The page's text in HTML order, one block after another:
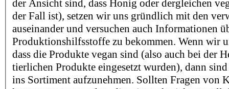
der Ansicht sind, dass Honig oder dergleichen
der Fall ist), setzen wir uns gründlich mit den
auseinander und versuchen auch Informationen
Produktionshilfsstoffe zu bekommen. Wenn wir
dass die Produkte vegan sind (also auch bei der
tierlichen Produkte eingesetzt wurden), dann
ins Sortiment aufzunehmen. Sollten Fragen von